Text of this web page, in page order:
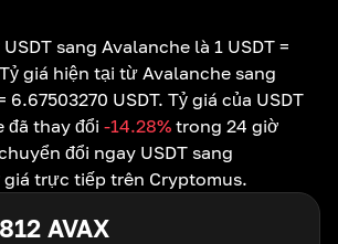
sang Avalanche là 1 USDT =
giá hiện tại từ Avalanche sang
6.67503270 USDT. Tỷ giá của USDT
đã thay đổi -14.28% trong 24 giờ
đổi ngay USDT sang
trực tiếp trên Cryptomus.
AVAX